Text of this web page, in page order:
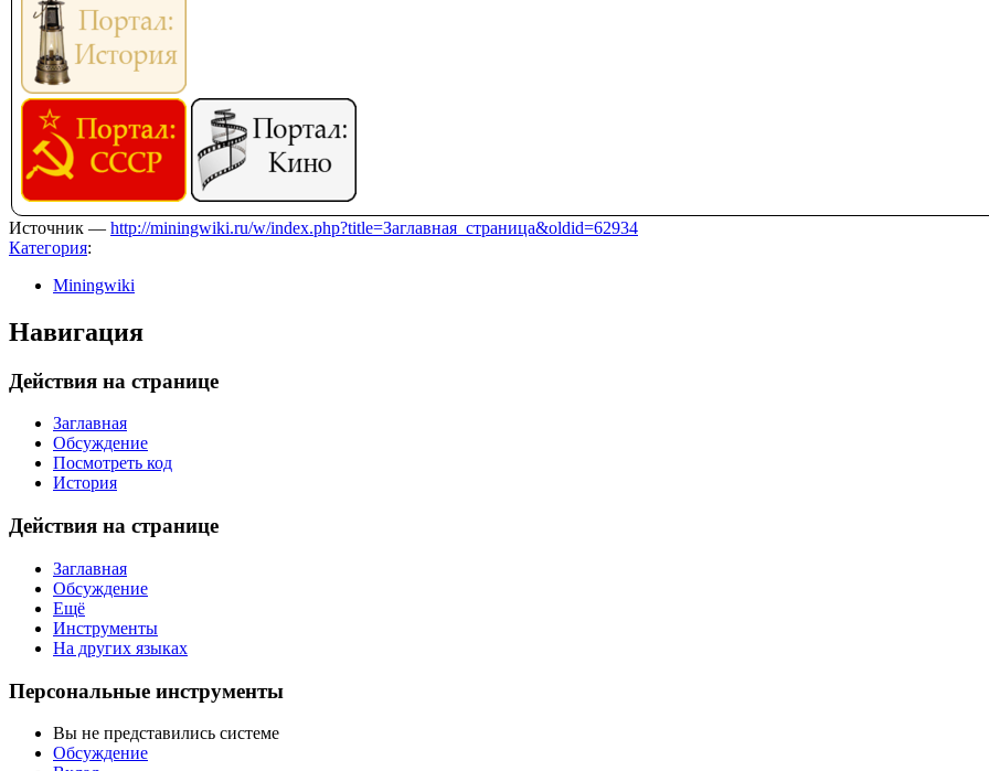
Источник — http://miningwiki.ru/w/index.php?title=Заглавная_страница&oldid=62934
Категория:
Miningwiki
Навигация
Действия на странице
Заглавная
Обсуждение
Посмотреть код
История
Действия на странице
Заглавная
Обсуждение
Ещё
Инструменты
На других языках
Персональные инструменты
Вы не представились системе
Обсуждение